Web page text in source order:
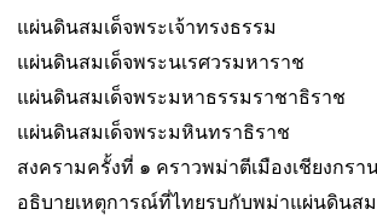
แผ่นดินสมเด็จพระเจ้าทรงธรรม
แผ่นดินสมเด็จพระนเรศวรมหาราช
แผ่นดินสมเด็จพระมหาธรรมราชาธิราช
แผ่นดินสมเด็จพระมหินทราธิราช
สงครามครั้งที่ ๑ คราวพม่าตีเมืองเชียงกรา
อธิบายเหตุการณ์ที่ไทยรบกับพม่าแผ่นดินสม